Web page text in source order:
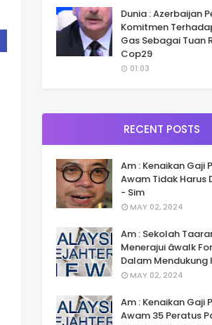
Dunia : Azerbaijan
Komitmen
Gas Sebagai Tuan
Cop29
01:03
RECENT POSTS
Am : Kenaikan Gaji
Awam Tidak Harus
- Sim
MAY 02, 2024
Am : Sekolah
Menerajui âwalk
Dalam Mendukung
MAY 02, 2024
Am : Kenaikan Gaji
Awam 35 Peratus